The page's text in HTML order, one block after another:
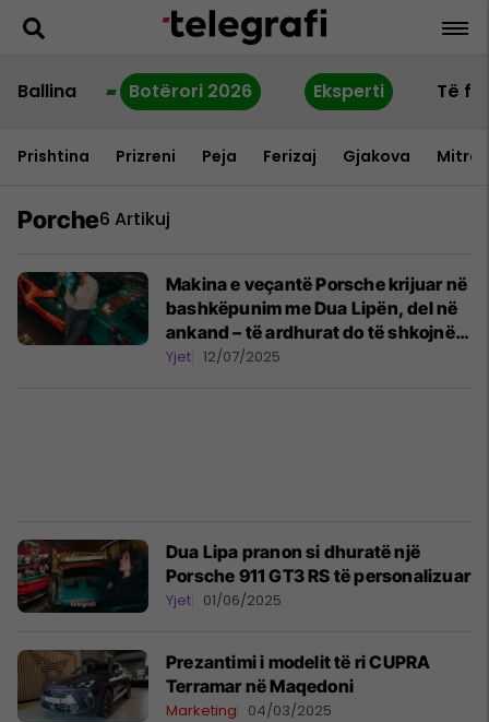
Ballina Botërori 2026 Eksperti Të
Prishtina Prizreni Peja Ferizaj Gjakova
Porche6 Artikuj
Makina e veçantë Porsche krijuar në
bashkëpunim me Dua Lipën, del në
ankand – të ardhurat do të shkojnë
për Fondacionin Sunny Hill
Yjet 12/07/2025
Dua Lipa pranon si dhuratë një
Porsche 911 GT3 RS të personalizuar
Yjet 01/06/2025
Prezantimi i modelit të ri CUPRA
Terramar në Maqedoni
Marketing 04/03/2025